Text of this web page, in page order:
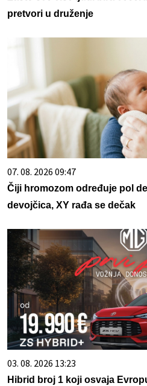
pretvori u druženje
07. 08. 2026 09:47
Čiji hromozom određuje pol
devojčica, XY rađa se dečak
03. 08. 2026 13:23
Hibrid broj 1 koji osvaja